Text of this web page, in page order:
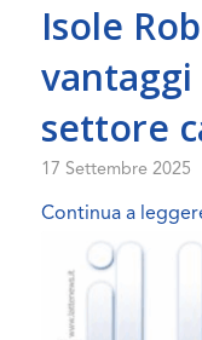
Isole
settore
17 Settembre 2025
Continua a